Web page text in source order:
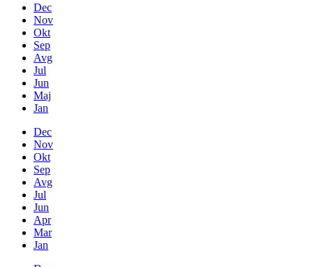
Dec
Nov
Okt
Sep
Avg
Jul
Jun
Maj
Jan
Dec
Nov
Okt
Sep
Avg
Jul
Jun
Apr
Mar
Jan